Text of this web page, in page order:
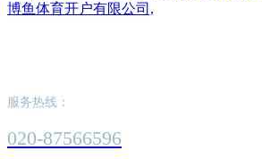
博鱼体育开户有限公司,
服务热线：
020-87566596